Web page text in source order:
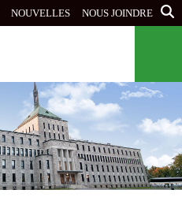
NOUVELLES NOUS JOINDRE